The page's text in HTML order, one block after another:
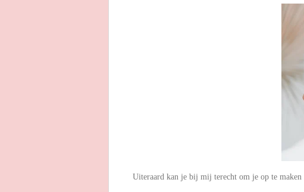
Uiteraard kan je bij mij terecht om je op te